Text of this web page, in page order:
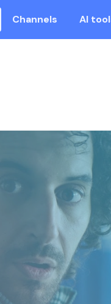
Channels AI